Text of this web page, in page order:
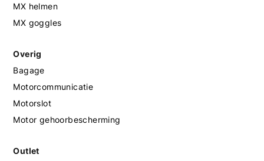
MX helmen
MX goggles
Overig
Bagage
Motorcommunicatie
Motorslot
Motor gehoorbescherming
Outlet